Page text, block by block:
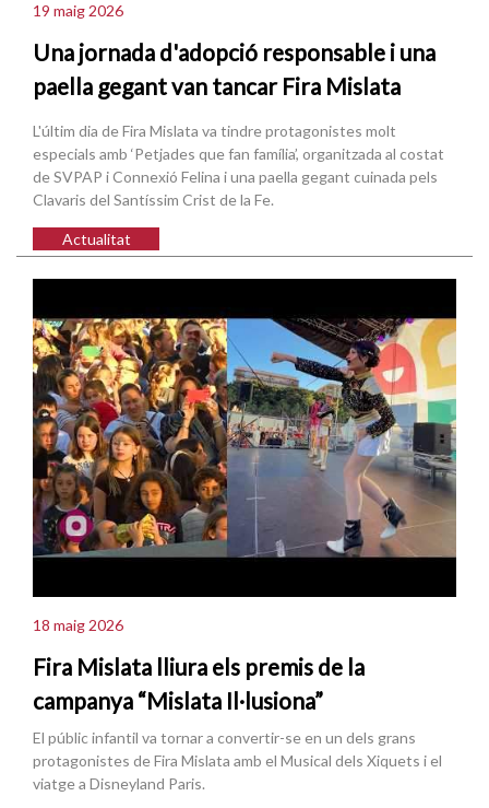
19 maig 2026
Una jornada d'adopció responsable i una
paella gegant van tancar Fira Mislata
L'últim dia de Fira Mislata va tindre protagonistes molt
especials amb ‘Petjades que fan família’, organitzada al costat
de SVPAP i Connexió Felina i una paella gegant cuinada pels
Clavaris del Santíssim Crist de la Fe.
Actualitat
18 maig 2026
Fira Mislata lliura els premis de la
campanya “Mislata Il·lusiona”
El públic infantil va tornar a convertir-se en un dels grans
protagonistes de Fira Mislata amb el Musical dels Xiquets i el
viatge a Disneyland Paris.